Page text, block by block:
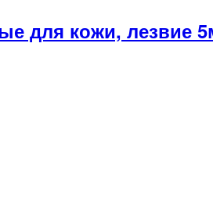
для кожи, лезвие